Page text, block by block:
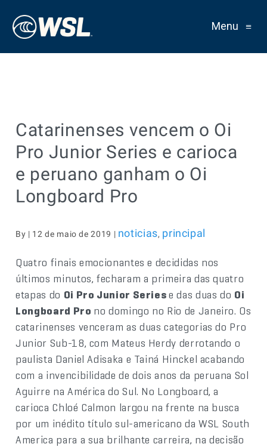
Menu ≡
Catarinenses vencem o Oi
Pro Junior Series e carioca
e peruano ganham o Oi
Longboard Pro
By | 12 de maio de 2019 | noticias, principal
Quatro finais emocionantes e decididas nos
últimos minutos, fecharam a primeira das quatro
etapas do Oi Pro Junior Seriese das duas do Oi
Longboard Pro no domingo no Rio de Janeiro. Os
catarinenses venceram as duas categorias do Pro
Junior Sub-18, com Mateus Herdy derrotando o
paulista Daniel Adisaka e Tainá Hinckel acabando
com a invencibilidade de dois anos da peruana Sol
Aguirre na América do Sul. No Longboard, a
carioca Chloé Calmon largou na frente na busca
por um inédito título sul-americano da WSL South
America para a sua brilhante carreira, na decisão